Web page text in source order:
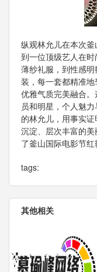
纵观林允儿在本次
到一位顶级艺人在
薄纱礼服，到性感
装，每一套都精准
优雅气质完美融合
员和明星，个人魅
的林允儿，用事实
沉淀、层次丰富的
了釜山国际电影节红
tags:
其他相关